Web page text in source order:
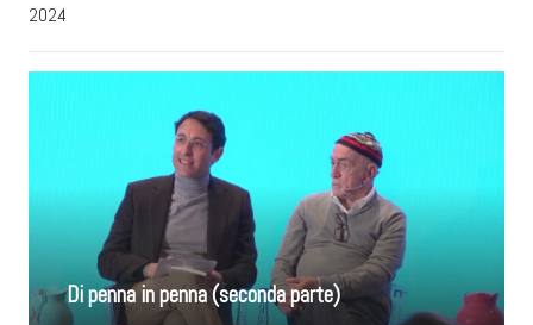
2024
Di penna in penna (seconda parte)